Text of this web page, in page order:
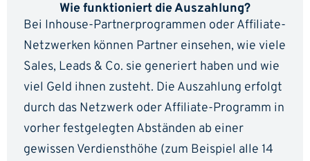
Wie funktioniert die Auszahlung?
Bei Inhouse-Partnerprogrammen oder Affiliate-
Netzwerken können Partner einsehen, wie viele
Sales, Leads & Co. sie generiert haben und wie
viel Geld ihnen zusteht. Die Auszahlung erfolgt
durch das Netzwerk oder Affiliate-Programm in
vorher festgelegten Abständen ab einer
gewissen Verdiensthöhe (zum Beispiel alle 14